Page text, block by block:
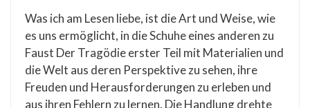
Was ich am Lesen liebe, ist die Art und Weise, wie
es uns ermöglicht, in die Schuhe eines anderen zu
Faust Der Tragödie erster Teil mit Materialien und
die Welt aus deren Perspektive zu sehen, ihre
Freuden und Herausforderungen zu erleben und
aus ihren Fehlern zu lernen. Die Handlung drehte